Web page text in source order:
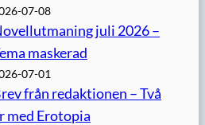
07-08
juli 2026 –
maskerad
07-01
från redaktionen – Två
med Erotopia